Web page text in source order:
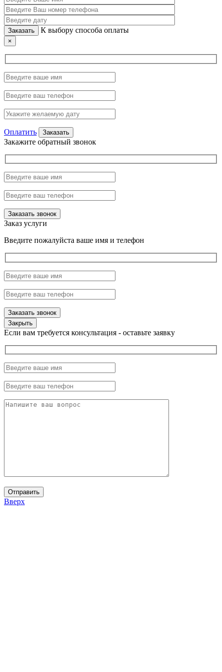
К выбору способа оплаты
×
Оплатить
Закажите обратный звонок
Заказ услуги
Введите пожалуйста ваше имя и телефон
Закрыть
Если вам требуется консультация - оставьте заявку
Вверх